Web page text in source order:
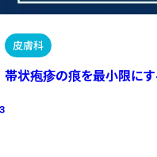
皮膚科
帯状疱疹の痕を最小限にす